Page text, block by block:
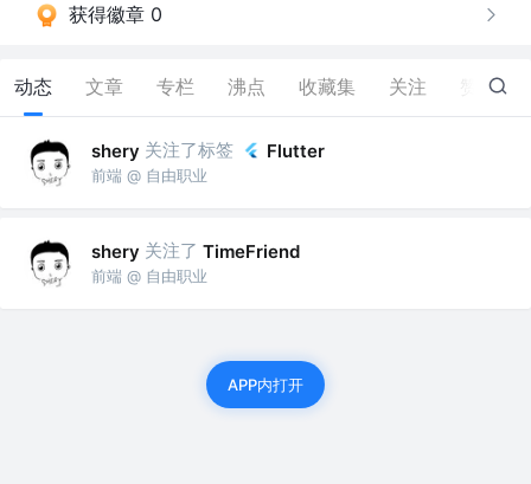
获得徽章 0
动态 文章 专栏 沸点 收藏集 关注 12
shery 关注了标签 Flutter
前端 @ 自由职业
shery 关注了 TimeFriend
前端 @ 自由职业
APP内打开